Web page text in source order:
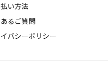
い方法
るご質問
バシーポリシー